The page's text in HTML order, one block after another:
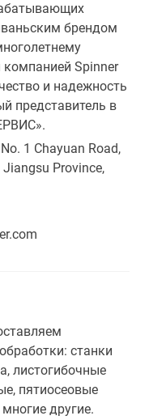
брендом
компанией Spinner
и надежность
представитель в
1 Chayuan Road,
Jiangsu Province,
станки
листогибочные
пятиосеовые
другие.